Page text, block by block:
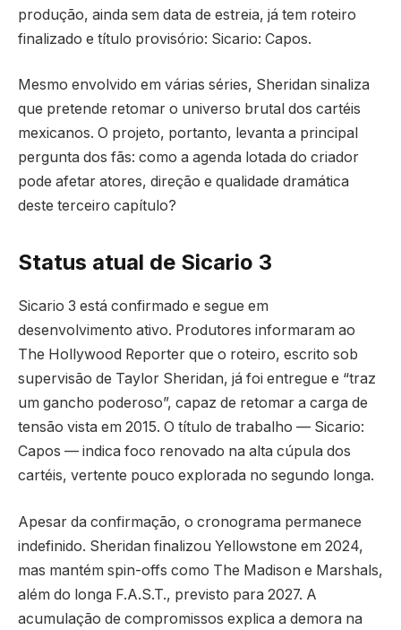
produção, ainda sem data de estreia, já tem roteiro
finalizado e título provisório: Sicario: Capos.
Mesmo envolvido em várias séries, Sheridan sinaliza
que pretende retomar o universo brutal dos cartéis
mexicanos. O projeto, portanto, levanta a principal
pergunta dos fãs: como a agenda lotada do criador
pode afetar atores, direção e qualidade dramática
deste terceiro capítulo?
Status atual de Sicario 3
Sicario 3 está confirmado e segue em
desenvolvimento ativo. Produtores informaram ao
The Hollywood Reporter que o roteiro, escrito sob
supervisão de Taylor Sheridan, já foi entregue e “traz
um gancho poderoso”, capaz de retomar a carga de
tensão vista em 2015. O título de trabalho — Sicario:
Capos — indica foco renovado na alta cúpula dos
cartéis, vertente pouco explorada no segundo longa.
Apesar da confirmação, o cronograma permanece
indefinido. Sheridan finalizou Yellowstone em 2024,
mas mantém spin-offs como The Madison e Marshals,
além do longa F.A.S.T., previsto para 2027. A
acumulação de compromissos explica a demora na